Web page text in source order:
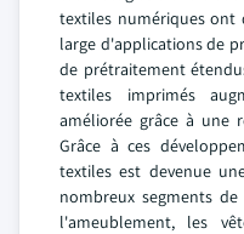
textiles numériques ont
large d'applications de
de prétraitement
textiles imprimés
améliorée grâce à une
Grâce à ces
textiles est devenue
nombreux segments
l'ameublement, les